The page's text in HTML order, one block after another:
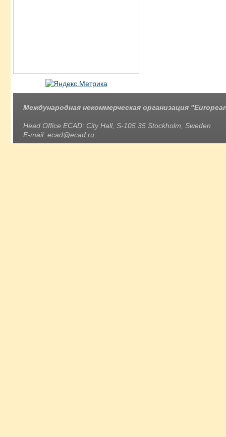
Международная некоммерческая организация
Head Office ECAD: City Hall, S-105 35 Stockholm, Sweden
E-mail: ecad@ecad.ru